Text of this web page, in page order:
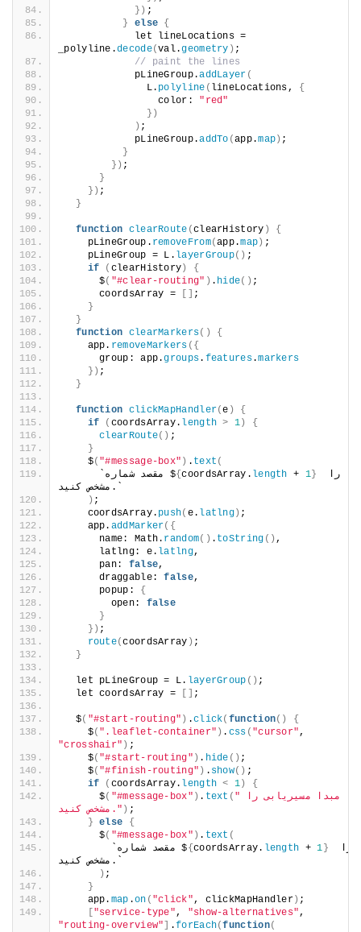
}) ;
}
else {
            let lineLocations =
_polyline.decode(val.geometry ) ;
// paint the lines
            pLineGroup.
addLayer (
              L.
polyline ( lineLocations, {
                color:
"red"
})
) ;
            pLineGroup.
addTo (app.map ) ;
}
}) ;
}
}) ;
}
function clearRoute (clearHistory )
{
    pLineGroup.
removeFrom(app.map ) ;
    pLineGroup = L.
layerGroup() ;
if
( clearHistory )
{
      $
( "#clear-routing" ) . hide() ;
      coordsArray =
;
}
}
function clearMarkers()
{
    app.
removeMarkers ({
      group: app.
groups. features.markers
}) ;
}
function clickMapHandler(e )
{
if
( coordsArray. length > 1 )
{
clearRoute() ;
}
    $
( "#message-box" ) . text (
      `مقصد شماره $
{coordsArray. length + 1}
مشخص کنید.`
) ;
    coordsArray.
push( e. latlng ) ;
    app.
addMarker({
      name: Math.
random() . toString () ,
      latlng: e.
latlng,
      pan:
false,
      draggable:
false,
      popup:
{
        open:
false
}
}) ;
route(coordsArray ) ;
}
  let pLineGroup = L.
layerGroup () ;
  let coordsArray =
;
  $
( "#start-routing" ) .click( function()
{
    $
( ".leaflet-container" ) . css ( "cursor"
"crosshair" ) ;
    $
( "#start-routing" ) . hide () ;
    $
( "#finish-routing" ) . show() ;
if
( coordsArray. length < 1 )
{
      $
( "#message-box" ) . text ( "مبدا مسیریابی را
مشخص کنید." ) ;
} else
{
      $
( "#message-box" ) . text (
        `مقصد شماره $
{ coordsArray. length + 1 }
مشخص کنید.`
) ;
}
    app.
map .on ( "click", clickMapHandler ) ;
"service-type", "show-alternatives"
"routing-overview"
.forEach(function(